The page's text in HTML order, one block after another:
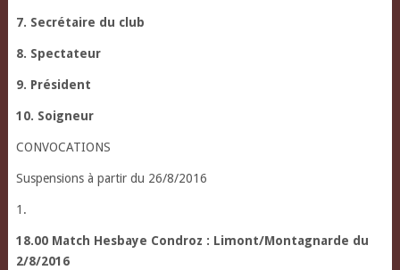
7. Secrétaire du club
8. Spectateur
9. Président
10. Soigneur
CONVOCATIONS
Suspensions à partir du 26/8/2016
1.
18.00 Match Hesbaye Condroz : Limont/Montagnarde du
2/8/2016